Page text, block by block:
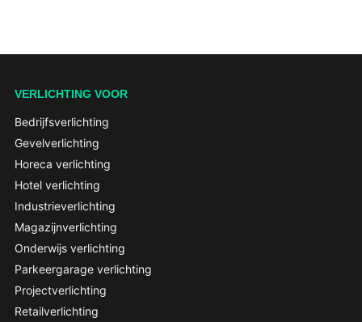
VERLICHTING VOOR
Bedrijfsverlichting
Gevelverlichting
Horeca verlichting
Hotel verlichting
Industrieverlichting
Magazijnverlichting
Onderwijs verlichting
Parkeergarage verlichting
Projectverlichting
Retailverlichting